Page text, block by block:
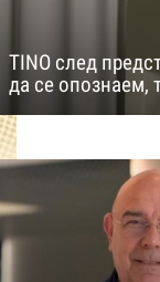
TINO след
да се опознаем,